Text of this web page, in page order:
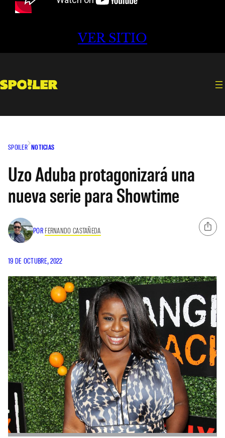
VER SITIO
SPOILER NOTICIAS
Uzo Aduba protagonizará una
nueva serie para Showtime
POR FERNANDO CASTAÑEDA
19 DE OCTUBRE, 2022